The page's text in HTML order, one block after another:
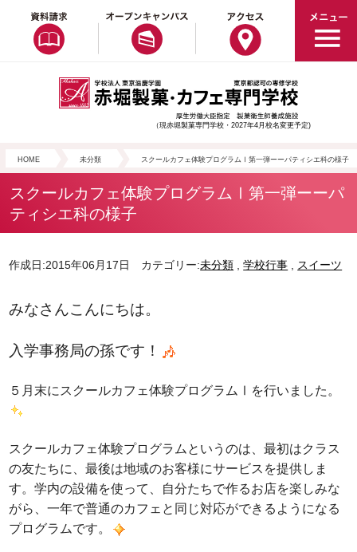
（現赤堀製菓専門学校・2027年4月校名変更予定)
HOME 未分類 スクールカフェ体験プログラムⅠ第一弾ーーパティシエ科の様子
スクールカフェ体験プログラムⅠ第一弾ーーパ
ティシエ科の様子
作成日:2015年06月17日 カテゴリー:未分類 ,学校行事 , スイーツ
みなさんこんにちは。
入学事務局の孫です！
５月末にスクールカフェ体験プログラムⅠを行いました。
スクールカフェ体験プログラムというのは、最初はクラス
の友たちに、最後は地域のお客様にサービスを提供しま
す。学内の設備を使って、自分たちで作るお店を楽しみな
がら、一年で普通のカフェと同じ対応ができるようになる
プログラムです。